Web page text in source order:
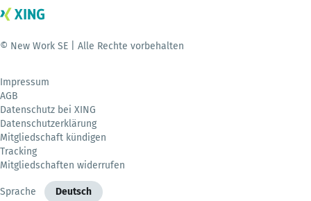
© New Work SE | Alle Rechte vorbehalten
Impressum
AGB
Datenschutz bei XING
Datenschutzerklärung
Mitgliedschaft kündigen
Tracking
Mitgliedschaften widerrufen
Sprache Deutsch